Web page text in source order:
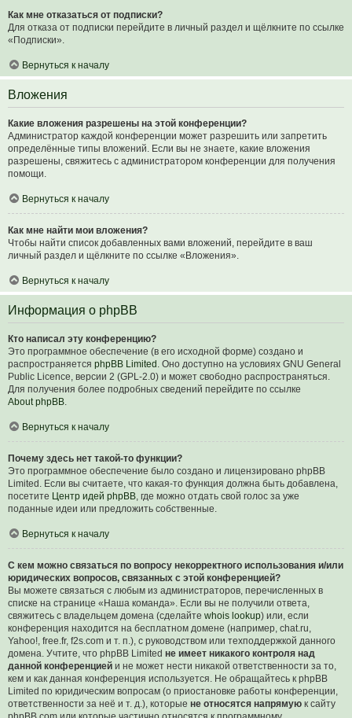
Как мне отказаться от подписки?
Для отказа от подписки перейдите в личный раздел и щёлкните по ссылке
«Подписки».
Вернуться к началу
Вложения
Какие вложения разрешены на этой конференции?
Администратор каждой конференции может разрешить или запретить
определённые типы вложений. Если вы не знаете, какие вложения
разрешены, свяжитесь с администратором конференции для получения
помощи.
Вернуться к началу
Как мне найти мои вложения?
Чтобы найти список добавленных вами вложений, перейдите в ваш
личный раздел и щёлкните по ссылке «Вложения».
Вернуться к началу
Информация о phpBB
Кто написал эту конференцию?
Это программное обеспечение (в его исходной форме) создано и
распространяется phpBB Limited . Оно доступно на условиях GNU General
Public Licence, версии 2 (GPL-2.0) и может свободно распространяться.
Для получения более подробных сведений перейдите по ссылке
About phpBB.
Вернуться к началу
Почему здесь нет такой-то функции?
Это программное обеспечение было создано и лицензировано phpBB
Limited. Если вы считаете, что какая-то функция должна быть добавлена,
посетите Центр идей phpBB, где можно отдать свой голос за уже
поданные идеи или предложить собственные.
Вернуться к началу
С кем можно связаться по вопросу некорректного использования и/или
юридических вопросов, связанных с этой конференцией?
Вы можете связаться с любым из администраторов, перечисленных в
списке на странице «Наша команда». Если вы не получили ответа,
свяжитесь с владельцем домена (сделайте whois lookup) или, если
конференция находится на бесплатном домене (например, chat.ru,
Yahoo!, free.fr, f2s.com и т. п.), с руководством или техподдержкой данного
домена. Учтите, что phpBB Limited не имеет никакого контроля над
данной конференцией и не может нести никакой ответственности за то,
кем и как данная конференция используется. Не обращайтесь к phpBB
Limited по юридическим вопросам (о приостановке работы конференции,
ответственности за неё и т. д.), которые не относятся напрямую к сайту